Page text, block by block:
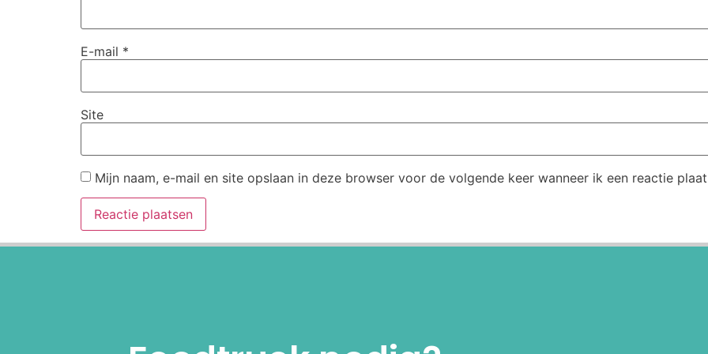
E-mail *
Site
Mijn naam, e-mail en site opslaan in deze browser voor de volgende keer wanneer ik een reactie